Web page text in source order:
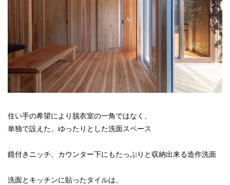
住い手の希望により脱衣室の一角ではなく、
単独で設えた、ゆったりとした洗面スペース
鏡付きニッチ、カウンター下にもたっぷりと収納出来る造作洗面
洗面とキッチンに貼ったタイルは、